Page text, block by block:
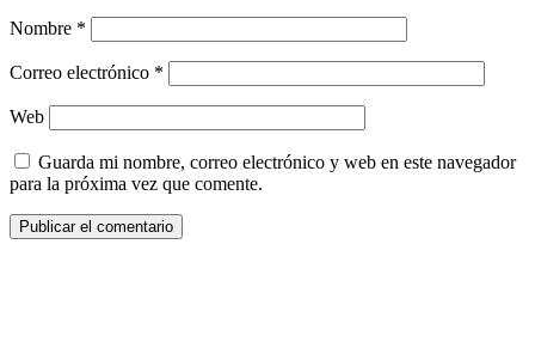
Nombre *
Correo electrónico *
Web
Guarda mi nombre, correo electrónico y web en este navegador
para la próxima vez que comente.